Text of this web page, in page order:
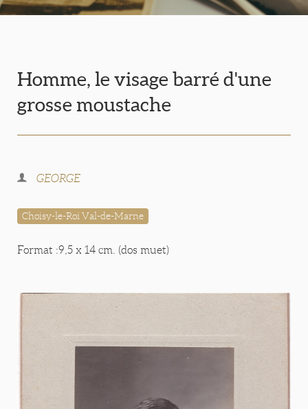
Homme, le visage barré d'une
grosse moustache
GEORGE
Choisy-le-Roi Val-de-Marne
Format :9,5 x 14 cm. (dos muet)